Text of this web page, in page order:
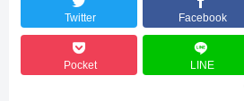
Twitter Facebook
Pocket LINE